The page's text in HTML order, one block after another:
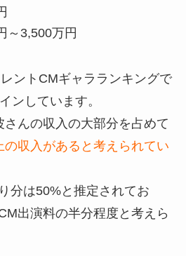
～3,500万円
ントCMギャラランキングで
ンしています。
さんの収入の大部分を占めて
の収入があると考えられてい
分は50%と推定されてお
出演料の半分程度と考えら